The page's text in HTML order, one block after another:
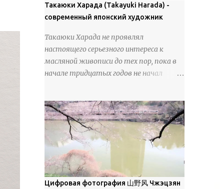
18 век. Шахматный набор "Рыцари
против турок" в шкатулке из
см, Холмогоры, 18 век....
покрова может восприниматься как
матовая. Такое свойство чаще всего
метелевого и фирнизированного снега.
Тем не менее, иногда значительное
количество кристаллов может
располагаться в одной плоскости,
поверхностной изморози. В данном
случае усиливается зеркальное
отражение, что приводит к
искристости снега, зависящей от
положения наблюдателя и высоты
солнца. Зеркальные свойства наиболее
заметны при угле солнечного света 15°
и ниже; при более высокой солнечной
Такаюки Харада (Takayuki Harada) -
современный японский художник
Такаюки Харада не проявлял
настоящего серьезного интереса к
масляной живописи до тех пор, пока в
начале тридцатых годов не начал
художественные музеи и галереи, он
был глубоко тронут и вдохновлен
красотой масляной живописи великих
мастеров. Искусствовед Брайан
Шервин прокомментировал картины
художника, заявив, что "Такаюки
Харада сочетает в себе классическую
Цифровая фотография 山野风 Чжэцзян